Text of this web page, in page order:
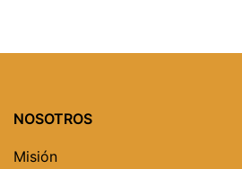
NOSOTROS
Misión